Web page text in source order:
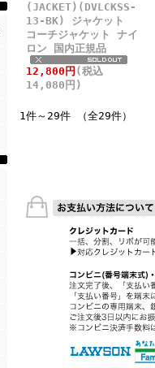
(JACKET)(DVLCKSS-
13-BK) ジャケット
コーチジャケット ナイ
ロン 国内正規品
12,800円 (税込
14,080円)
1件～29件 （全29件）